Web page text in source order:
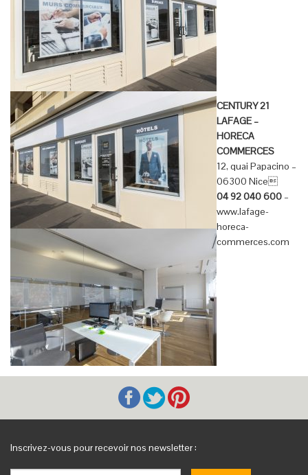
CENTURY 21
LAFAGE –
HORECA
COMMERCES
12, quai Papacino –
06300 Nice
04 92 040 600 –
www.lafage-
horeca-
commerces.com
Inscrivez-vous pour recevoir nos newsletter :